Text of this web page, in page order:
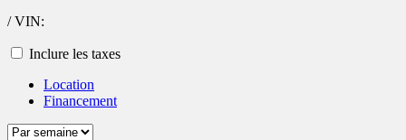
/ VIN:
Inclure les taxes
Location
Financement